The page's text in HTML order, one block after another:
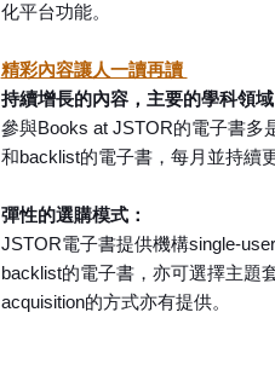
化平台功能。
精彩內容讓人一讀再讀
持續增長的內容，主要的學科領域
參與Books at JSTOR的電子書多
和backlist的電子書，每月並持續
彈性的選購模式：
JSTOR電子書提供機構single-
backlist的電子書，亦可選擇主題
acquisition的方式亦有提供。